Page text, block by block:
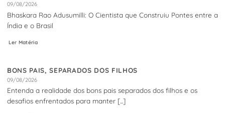
09/08/2026
Bhaskara Rao Adusumilli: O Cientista que Construiu Pontes entre a
Índia e o Brasil
Ler Matéria
BONS PAIS, SEPARADOS DOS FILHOS
09/08/2026
Entenda a realidade dos bons pais separados dos filhos e os
desafios enfrentados para manter [...]